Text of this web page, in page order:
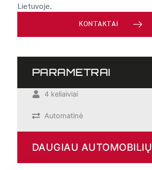
PARAMETRAI
4 keliaiviai
Automatinė
DAUGIAU AUTOMOBILIŲ
Lietuvoje.
KONTAKTAI